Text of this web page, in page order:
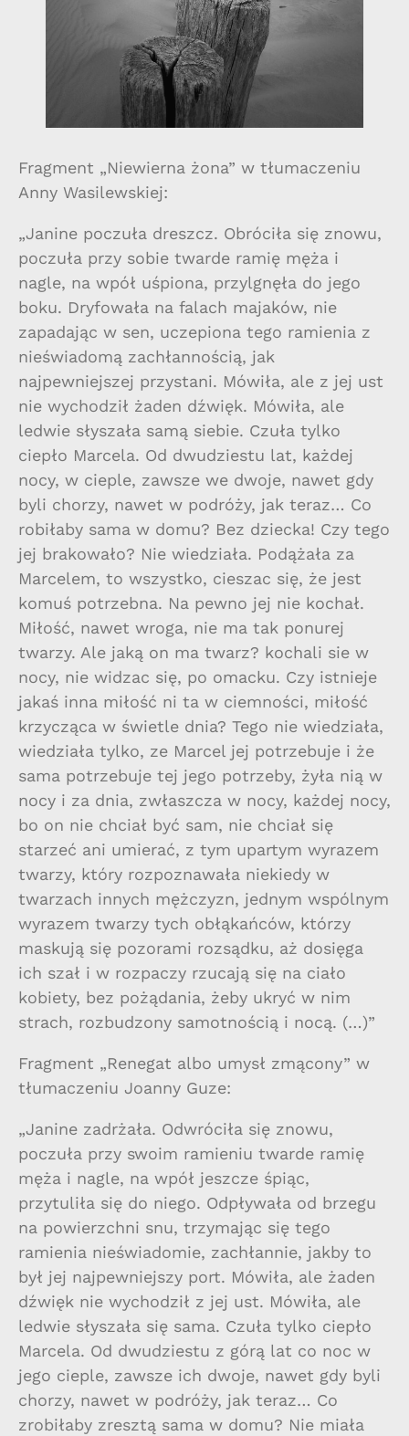
Fragment „Niewierna żona” w tłumaczeniu
Anny Wasilewskiej:
„Janine poczuła dreszcz. Obróciła się znowu,
poczuła przy sobie twarde ramię męża i
nagle, na wpół uśpiona, przylgnęła do jego
boku. Dryfowała na falach majaków, nie
zapadając w sen, uczepiona tego ramienia z
nieświadomą zachłannością, jak
najpewniejszej przystani. Mówiła, ale z jej ust
nie wychodził żaden dźwięk. Mówiła, ale
ledwie słyszała samą siebie. Czuła tylko
ciepło Marcela. Od dwudziestu lat, każdej
nocy, w cieple, zawsze we dwoje, nawet gdy
byli chorzy, nawet w podróży, jak teraz… Co
robiłaby sama w domu? Bez dziecka! Czy tego
jej brakowało? Nie wiedziała. Podążała za
Marcelem, to wszystko, cieszac się, że jest
komuś potrzebna. Na pewno jej nie kochał.
Miłość, nawet wroga, nie ma tak ponurej
twarzy. Ale jaką on ma twarz? kochali sie w
nocy, nie widzac się, po omacku. Czy istnieje
jakaś inna miłość ni ta w ciemności, miłość
krzycząca w świetle dnia? Tego nie wiedziała,
wiedziała tylko, ze Marcel jej potrzebuje i że
sama potrzebuje tej jego potrzeby, żyła nią w
nocy i za dnia, zwłaszcza w nocy, każdej nocy,
bo on nie chciał być sam, nie chciał się
starzeć ani umierać, z tym upartym wyrazem
twarzy, który rozpoznawała niekiedy w
twarzach innych mężczyzn, jednym wspólnym
wyrazem twarzy tych obłąkańców, którzy
maskują się pozorami rozsądku, aż dosięga
ich szał i w rozpaczy rzucają się na ciało
kobiety, bez pożądania, żeby ukryć w nim
strach, rozbudzony samotnością i nocą. (…)”
Fragment „Renegat albo umysł zmącony” w
tłumaczeniu Joanny Guze:
„Janine zadrżała. Odwróciła się znowu,
poczuła przy swoim ramieniu twarde ramię
męża i nagle, na wpół jeszcze śpiąc,
przytuliła się do niego. Odpływała od brzegu
na powierzchni snu, trzymając się tego
ramienia nieświadomie, zachłannie, jakby to
był jej najpewniejszy port. Mówiła, ale żaden
dźwięk nie wychodził z jej ust. Mówiła, ale
ledwie słyszała się sama. Czuła tylko ciepło
Marcela. Od dwudziestu z górą lat co noc w
jego cieple, zawsze ich dwoje, nawet gdy byli
chorzy, nawet w podróży, jak teraz… Co
zrobiłaby zresztą sama w domu? Nie miała